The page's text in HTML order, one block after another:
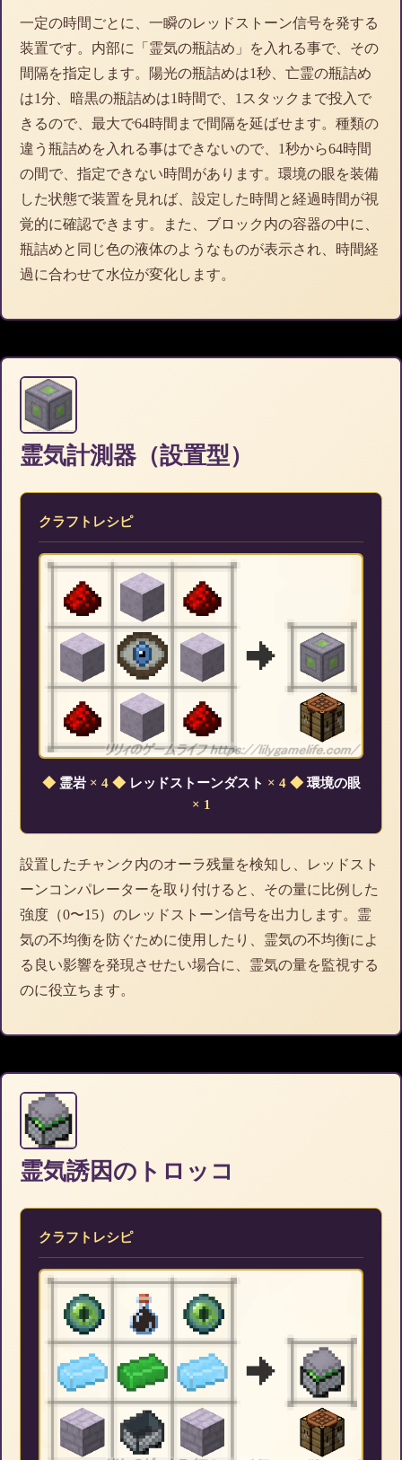
一定の時間ごとに、一瞬のレッドストーン信号を発する
装置です。内部に「霊気の瓶詰め」を入れる事で、その
間隔を指定します。陽光の瓶詰めは1秒、亡霊の瓶詰め
は1分、暗黒の瓶詰めは1時間で、1スタックまで投入で
きるので、最大で64時間まで間隔を延ばせます。種類の
違う瓶詰めを入れる事はできないので、1秒から64時間
の間で、指定できない時間があります。環境の眼を装備
した状態で装置を見れば、設定した時間と経過時間が視
覚的に確認できます。また、ブロック内の容器の中に、
瓶詰めと同じ色の液体のようなものが表示され、時間経
過に合わせて水位が変化します。
霊気計測器（設置型）
クラフトレシピ
◆霊岩 × 4 ◆レッドストーンダスト × 4 ◆環境の眼
× 1
設置したチャンク内のオーラ残量を検知し、レッドスト
ーンコンパレーターを取り付けると、その量に比例した
強度（0〜15）のレッドストーン信号を出力します。霊
気の不均衡を防ぐために使用したり、霊気の不均衡によ
る良い影響を発現させたい場合に、霊気の量を監視する
のに役立ちます。
霊気誘因のトロッコ
クラフトレシピ